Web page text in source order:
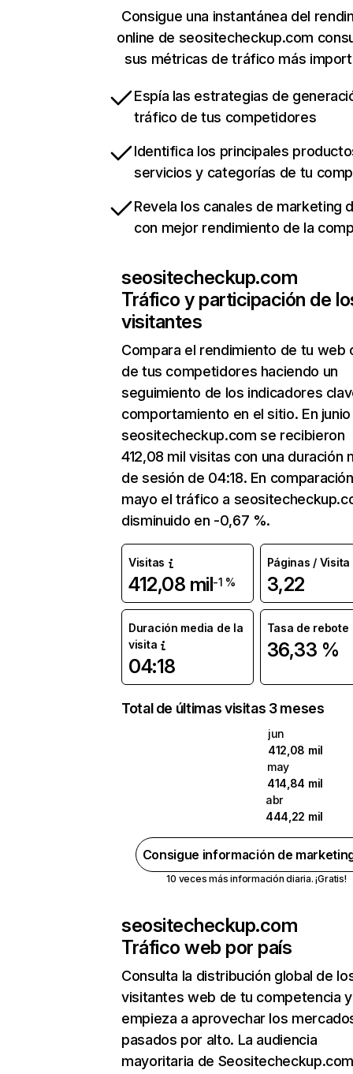
Consigue una instantánea del
online de seositecheckup.com
sus métricas de tráfico más
Espía las estrategias de
tráfico de tus competidores
Identifica los principales
servicios y categorías de tu
Revela los canales de marketing
con mejor rendimiento de la
seositecheckup.com
Tráfico y participación de
visitantes
Compara el rendimiento de tu web
de tus competidores haciendo un
seguimiento de los indicadores
comportamiento en el sitio. En junio
seositecheckup.com se recibieron
412,08 mil visitas con una duración
de sesión de 04:18. En
mayo el tráfico a
disminuido en -0,67 %.
Visitas
412,08 mil-1 %
Páginas / Visita
3,22
Duración media de la
visita
04:18
Tasa de rebote
36,33 %
Total de últimas visitas 3 meses
jun
412,08 mil
may
414,84 mil
abr
444,22 mil
Consigue información de
10 veces más información diaria. ¡Gratis!
seositecheckup.com
Tráfico web por país
Consulta la distribución global de
visitantes web de tu competencia y
empieza a aprovechar los
pasados por alto. La audiencia
mayoritaria de